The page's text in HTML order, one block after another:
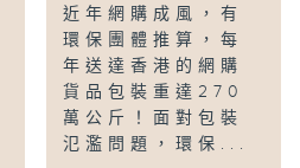
近年網購成風，有
環保團體推算，每
年送達香港的網購
貨品包裝重達270
萬公斤！面對包裝
氾濫問題，環保...